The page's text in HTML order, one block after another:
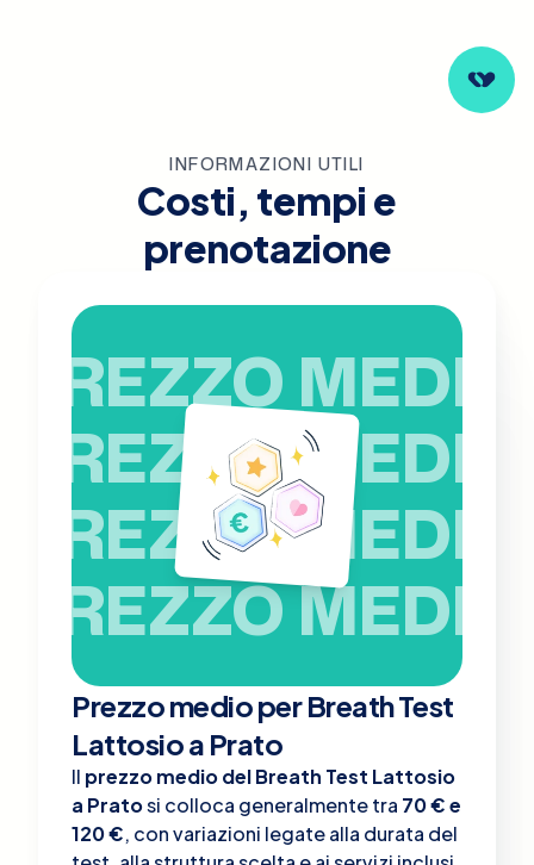
INFORMAZIONI UTILI
Costi, tempi e
prenotazione
PREZZO MEDIO
PREZZO MEDIO
PREZZO MEDIO
PREZZO MEDIO
Prezzo medio per Breath Test
Lattosio a Prato
Il prezzo medio del Breath Test Lattosio
a Pratosi colloca generalmente tra 70 € e
120 €, con variazioni legate alla durata del